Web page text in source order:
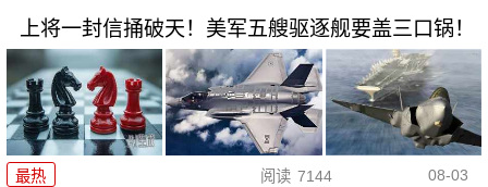
上将一封信捅破天！美军五艘驱逐舰要盖三口锅！
最热 阅读 7144 08-03